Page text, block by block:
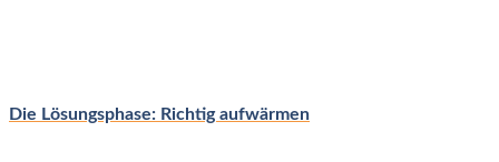
Die Lösungsphase: Richtig aufwärmen